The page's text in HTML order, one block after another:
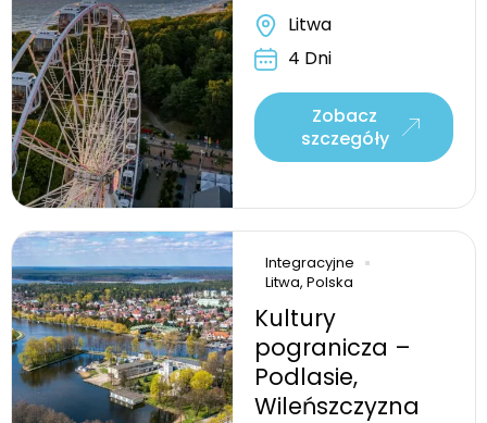
Litwa
4 Dni
Zobacz
szczegóły
Integracyjne
Litwa, Polska
Kultury
pogranicza –
Podlasie,
Wileńszczyzna